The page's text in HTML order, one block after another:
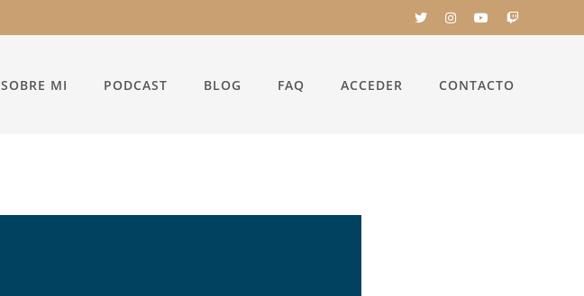
SOBRE MI PODCAST BLOG FAQ ACCEDER CONTACTO